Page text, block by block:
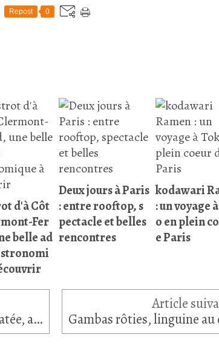
Repost 0
d'à Côt
Fer
belle ad
Deux jours à Paris
: entre rooftop, s
pectacle et belles
rencontres
kodawari
: un voyage
o en plein
e Paris
Cake à la fraise déshydratée, abricot sec et noix de cajou naturelle